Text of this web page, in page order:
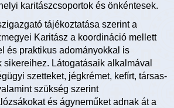
karitászcsoportok és önkéntesek.
tájékoztatása szerint a
Karitász a koordináció mellett
és praktikus adományokkal is
sikereihez. Látogatásaik alkalmával
szetteket, jégkrémet, kefírt, társas-
szükség szerint
és ágyneműket adnak át a